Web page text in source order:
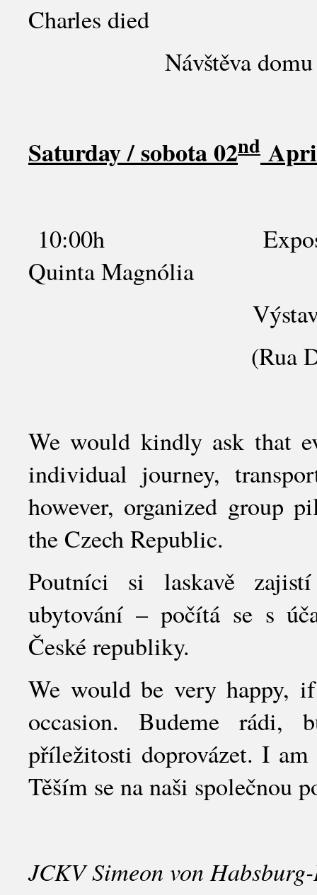
Charles died
Návštěva domu a
Saturday / sobota02nd
10:00h Exposition
Quinta Magnólia
Výstava o bl.
(Rua Dr Pita 10,
We would kindly ask that
individual journey,
however, organized group
the Czech Republic.
Poutníci si laskavě
ubytování – počítá se s
České republiky.
We would be very happy,
occasion. Budeme rádi,
příležitosti doprovázet. I
Těším se na naši společnou
JCKV Simeon von